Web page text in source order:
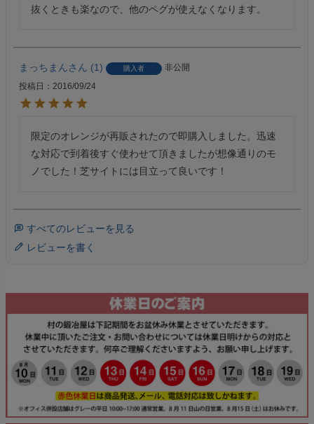
抜くときも楽なので、他のペグが使えなくなります。
まっちまん 1 購入者
非公開
投稿日
2016/09/24
限定のオレンジが再販されたので即購入しました。迅速
な対応で到着後すぐ使わせて頂きましたが想像通りのモ
ノでした！芝サイトには目立って良いです！
すべてのレビューを見る
レビューを書く